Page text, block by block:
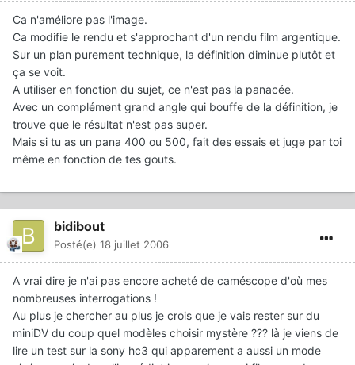
Ca n'améliore pas l'image.
Ca modifie le rendu et s'approchant d'un rendu film argentique.
Sur un plan purement technique, la définition diminue plutôt et
ça se voit.
A utiliser en fonction du sujet, ce n'est pas la panacée.
Avec un complément grand angle qui bouffe de la définition, je
trouve que le résultat n'est pas super.
Mais si tu as un pana 400 ou 500, fait des essais et juge par toi
même en fonction de tes gouts.
bidibout
Posté(e) 18 juillet 2006
A vrai dire je n'ai pas encore acheté de caméscope d'où mes
nombreuses interrogations !
Au plus je chercher au plus je crois que je vais rester sur du
miniDV du coup quel modèles choisir mystère ??? là je viens de
lire un test sur la sony hc3 qui apparement a aussi un mode